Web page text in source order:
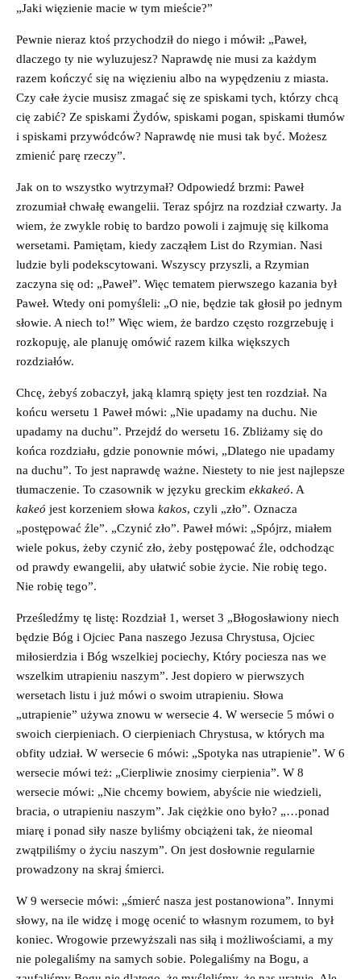
„Jaki więzienie macie w tym mieście?”
Pewnie nieraz ktoś przychodził do niego i mówił: „Paweł,
dlaczego ty nie wyluzujesz? Naprawdę nie musi za każdym
razem kończyć się na więzieniu albo na wypędzeniu z miasta.
Czy całe życie musisz zmagać się ze spiskami tych, którzy chcą
cię zabić? Ze spiskami Żydów, spiskami pogan, spiskami tłumów
i spiskami przywódców? Naprawdę nie musi tak być. Możesz
zmienić parę rzeczy”.
Jak on to wszystko wytrzymał? Odpowiedź brzmi: Paweł
zrozumiał chwałę ewangelii. Teraz spójrz na rozdział czwarty. Ja
wiem, że zwykle robię to bardzo powoli i zajmuję się kilkoma
wersetami. Pamiętam, kiedy zacząłem List do Rzymian. Nasi
ludzie byli podekscytowani. Wszyscy przyszli, a Rzymian
zaczyna się od: „Paweł”. Więc tematem pierwszego kazania był
Paweł. Wtedy oni pomyśleli: „O nie, będzie tak głosił po jednym
słowie. A niech to!” Więc wiem, że bardzo często rozgrzebuję i
rozkopuję, ale planuję omówić razem kilka większych
rozdziałów.
Chcę, żebyś zobaczył, jaką klamrą spięty jest ten rozdział. Na
końcu wersetu 1 Paweł mówi: „Nie upadamy na duchu. Nie
upadamy na duchu”. Przejdź do wersetu 16. Zbliżamy się do
końca rozdziału, gdzie ponownie mówi, „Dlatego nie upadamy
na duchu”. To jest naprawdę ważne. Niestety to nie jest najlepsze
tłumaczenie. To czasownik w języku greckim ekkakeó. A
kakeó jest korzeniem słowa kakos, czyli „zło”. Oznacza
„postępować źle”. „Czynić zło”. Paweł mówi: „Spójrz, miałem
wiele pokus, żeby czynić zło, żeby postępować źle, odchodząc
od prawdy ewangelii, aby ułatwić sobie życie. Nie robię tego.
Nie robię tego”.
Prześledźmy tę listę: Rozdział 1, werset 3 „Błogosławiony niech
będzie Bóg i Ojciec Pana naszego Jezusa Chrystusa, Ojciec
miłosierdzia i Bóg wszelkiej pociechy, Który pociesza nas we
wszelkim utrapieniu naszym”. Jest dopiero w pierwszych
wersetach listu i już mówi o swoim utrapieniu. Słowa
„utrapienie” używa znowu w wersecie 4. W wersecie 5 mówi o
swoich cierpieniach. O cierpieniach Chrystusa, w których ma
obfity udział. W wersecie 6 mówi: „Spotyka nas utrapienie”. W 6
wersecie mówi też: „Cierpliwie znosimy cierpienia”. W 8
wersecie mówi: „Nie chcemy bowiem, abyście nie wiedzieli,
bracia, o utrapieniu naszym”. Jak ciężkie ono było? „…ponad
miarę i ponad siły nasze byliśmy obciążeni tak, że nieomal
zwątpiliśmy o życiu naszym”. On jest dosłownie regularnie
prowadzony na skraj śmierci.
W 9 wersecie mówi: „śmierć nasza jest postanowiona”. Innymi
słowy, na ile widzę i mogę ocenić to własnym rozumem, to był
koniec. Wrogowie przewyższali nas siłą i możliwościami, a my
nie polegaliśmy na samych sobie. Polegaliśmy na Bogu, a